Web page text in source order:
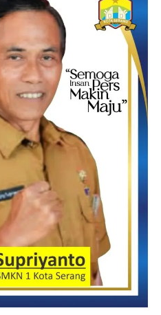
dapat ikut berperan serta
visi dan misi Indonesia
Indonesia adalah organisasi
naungan PT Quinza Creative
pengabdian dan pemberdayaan
putra-putri terbaik.
ini merupakan ajang
potensi putera puteri
ini tidak hanya
namun juga talenta, aksi sosial,
kerja Duta terpilih